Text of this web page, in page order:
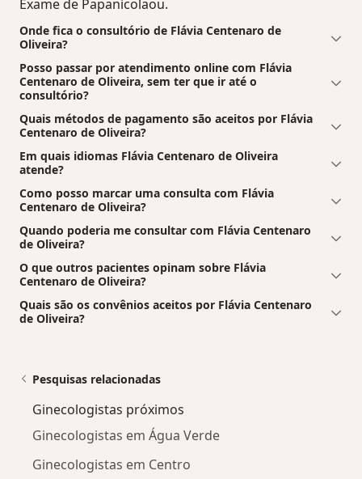
Exame de Papanicolaou.
Onde fica o consultório de Flávia Centenaro de
Oliveira?
Posso passar por atendimento online com Flávia
Centenaro de Oliveira, sem ter que ir até o
consultório?
Quais métodos de pagamento são aceitos por Flávia
Centenaro de Oliveira?
Em quais idiomas Flávia Centenaro de Oliveira
atende?
Como posso marcar uma consulta com Flávia
Centenaro de Oliveira?
Quando poderia me consultar com Flávia Centenaro
de Oliveira?
O que outros pacientes opinam sobre Flávia
Centenaro de Oliveira?
Quais são os convênios aceitos por Flávia Centenaro
de Oliveira?
Pesquisas relacionadas
Ginecologistas próximos
Ginecologistas em Água Verde
Ginecologistas em Centro